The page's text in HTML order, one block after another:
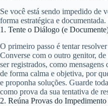
Se você está sendo impedido de
forma estratégica e documentada.
1. Tente o Diálogo (e
O primeiro passo é tentar
Converse com o outro genitor,
ser registrados, como mensagens
de forma calma e objetiva, por
e proponha soluções. Guarde
como prova da sua tentativa de
2. Reúna Provas do Impedimento